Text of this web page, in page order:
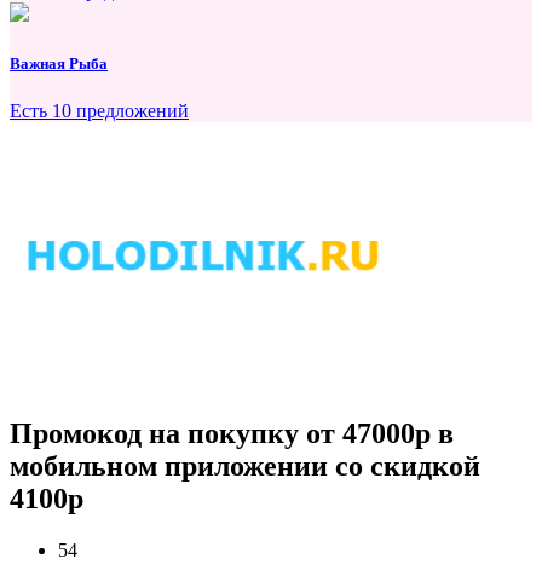
Важная Рыба
Есть 10 предложений
Промокод на покупку от 47000р в
мобильном приложении со скидкой
4100р
54